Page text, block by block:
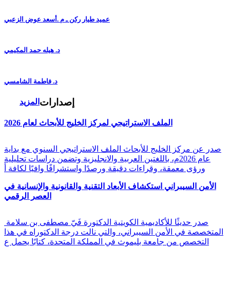
عميد طيار ركن ـ م .أسعد عوض الزعبي
د. هيله حمد المكيمي
د. فاطمة الشامسي
المزيد إصدارات
الملف الاستراتيجي لمركز الخليج للأبحاث لعام 2026
صدر عن مركز الخليج للأبحاث الملف الاستراتيجي السنوي مع بداية
عام 2026م، باللغتين العربية والانجليزية وتضمن دراسات تحليلية
ورؤى معمقة، وقراءات دقيقة ورصدًا واستشرافًا وافيًا لكافة أ
الأمن السيبراني استكشاف الأبعاد التقنية والقانونية والإنسانية في
العصر الرقمي
المتخصصة في الأمن السيبراني، والتي نالت درجة الدكتوراه في هذا
التخصص من جامعة بليموث في المملكة المتحدة، كتابًا يحمل ع